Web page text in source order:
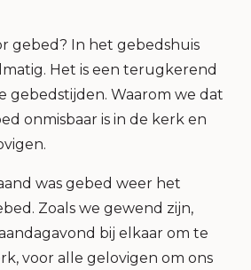
gebed? In het gebedshuis
Het is een terugkerend
gebedstijden. Waarom we dat
onmisbaar is in de kerk en
was gebed weer het
Zoals we gewend zijn,
bij elkaar om te
voor alle gelovigen om ons